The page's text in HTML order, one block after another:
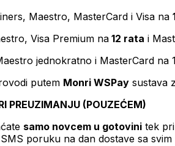
Maestro, MasterCard i Visa na
Visa Premium na 12 rata i
jednokratno i MasterCard na
putem Monri WSPay sustava
PREUZIMANJU (POUZEĆEM)
samo novcem u gotovini tek
poruku na dan dostave sa svim